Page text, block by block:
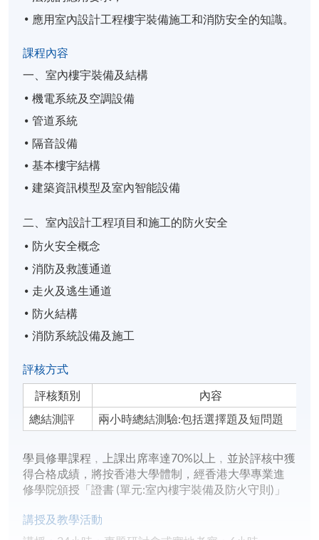
應用室內設計工程樓宇裝備施工和消防安全的知識。
課程內容
一、室內樓宇裝備及結構
機電系統及空調設備
管道系統
隔音設備
基本樓宇結構
建築資訊模型及室內智能設備
二、室內設計工程項目和施工的防火安全
防火安全概念
消防及救護通道
走火及逃生通道
防火結構
消防系統設備及施工
評核方式
評核類別
內容
總結測評
兩小時總結測驗:包括選擇題及短問題
學員修畢課程﹐上課出席率達70%以上﹐並於評核中獲
得合格成績，將按香港大學體制，經香港大學專業進
修學院頒授「證書 (單元:室內樓宇裝備及防火守則)」
講授及教學活動